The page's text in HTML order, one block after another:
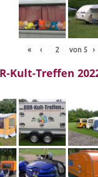
« ‹ von 5 ›
Kult-Treffen